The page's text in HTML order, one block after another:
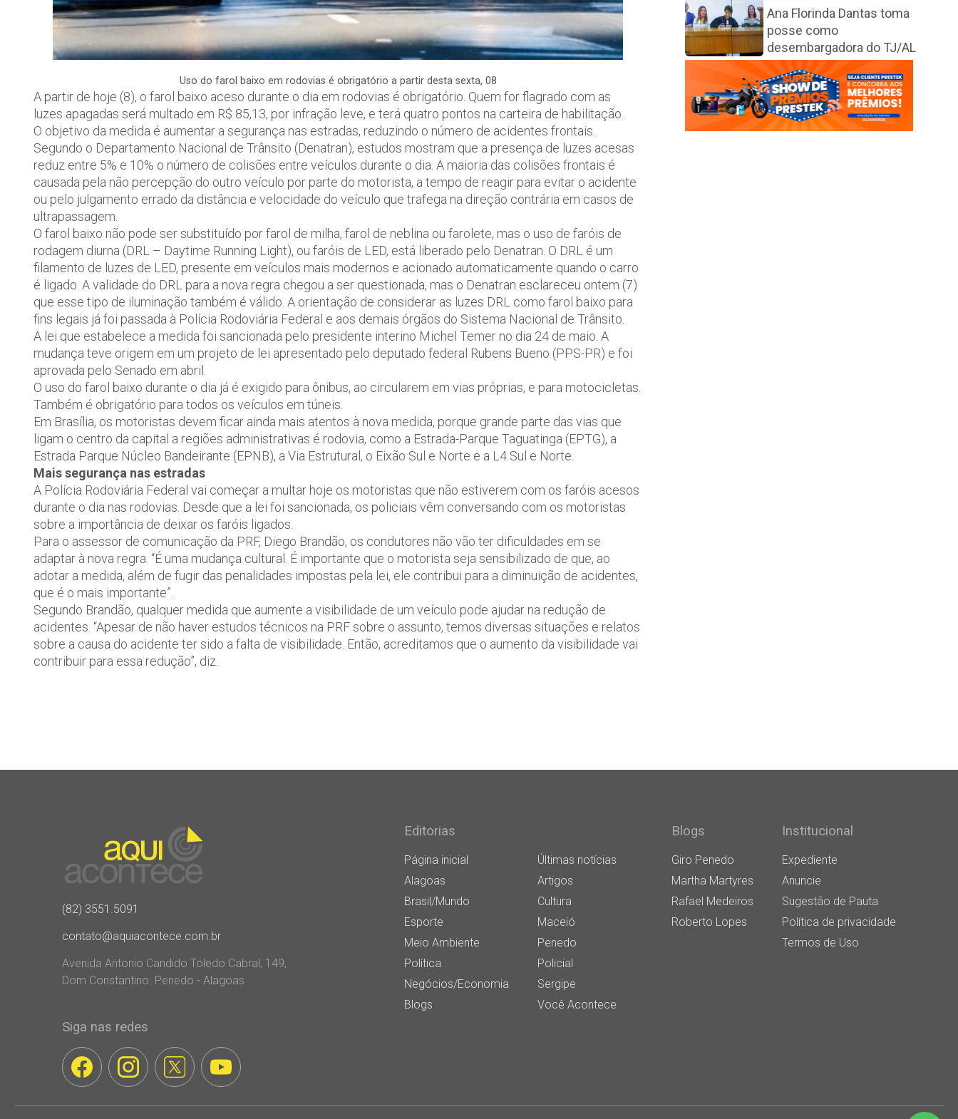
Uso do farol baixo em rodovias é obrigatório a partir desta sexta, 08
A partir de hoje (8), o farol baixo aceso durante o dia em rodovias é obrigatório. Quem for flagrado com as
luzes apagadas será multado em R$ 85,13, por infração leve, e terá quatro pontos na carteira de habilitação.
O objetivo da medida é aumentar a segurança nas estradas, reduzindo o número de acidentes frontais.
Segundo o Departamento Nacional de Trânsito (Denatran), estudos mostram que a presença de luzes acesas
reduz entre 5% e 10% o número de colisões entre veículos durante o dia. A maioria das colisões frontais é
causada pela não percepção do outro veículo por parte do motorista, a tempo de reagir para evitar o acidente
ou pelo julgamento errado da distância e velocidade do veículo que trafega na direção contrária em casos de
ultrapassagem.
O farol baixo não pode ser substituído por farol de milha, farol de neblina ou farolete, mas o uso de faróis de
rodagem diurna (DRL – Daytime Running Light), ou faróis de LED, está liberado pelo Denatran. O DRL é um
filamento de luzes de LED, presente em veículos mais modernos e acionado automaticamente quando o carro
é ligado. A validade do DRL para a nova regra chegou a ser questionada, mas o Denatran esclareceu ontem (7)
que esse tipo de iluminação também é válido. A orientação de considerar as luzes DRL como farol baixo para
fins legais já foi passada à Polícia Rodoviária Federal e aos demais órgãos do Sistema Nacional de Trânsito.
A lei que estabelece a medida foi sancionada pelo presidente interino Michel Temer no dia 24 de maio. A
mudança teve origem em um projeto de lei apresentado pelo deputado federal Rubens Bueno (PPS-PR) e foi
aprovada pelo Senado em abril.
O uso do farol baixo durante o dia já é exigido para ônibus, ao circularem em vias próprias, e para motocicletas.
Também é obrigatório para todos os veículos em túneis.
Em Brasília, os motoristas devem ficar ainda mais atentos à nova medida, porque grande parte das vias que
ligam o centro da capital a regiões administrativas é rodovia, como a Estrada-Parque Taguatinga (EPTG), a
Estrada Parque Núcleo Bandeirante (EPNB), a Via Estrutural, o Eixão Sul e Norte e a L4 Sul e Norte.
Mais segurança nas estradas
A Polícia Rodoviária Federal vai começar a multar hoje os motoristas que não estiverem com os faróis acesos
durante o dia nas rodovias. Desde que a lei foi sancionada, os policiais vêm conversando com os motoristas
sobre a importância de deixar os faróis ligados.
Para o assessor de comunicação da PRF, Diego Brandão, os condutores não vão ter dificuldades em se
adaptar à nova regra. “É uma mudança cultural. É importante que o motorista seja sensibilizado de que, ao
adotar a medida, além de fugir das penalidades impostas pela lei, ele contribui para a diminuição de acidentes,
que é o mais importante”.
Segundo Brandão, qualquer medida que aumente a visibilidade de um veículo pode ajudar na redução de
acidentes. “Apesar de não haver estudos técnicos na PRF sobre o assunto, temos diversas situações e relatos
sobre a causa do acidente ter sido a falta de visibilidade. Então, acreditamos que o aumento da visibilidade vai
contribuir para essa redução”, diz.
Ana Florinda Dantas toma
posse como
desembargadora do TJ/AL
(82) 3551.5091
contato@aquiacontece.com.br
Avenida Antonio Candido Toledo Cabral, 149,
Dom Constantino. Penedo - Alagoas
Siga nas redes
Editorias
Página inicial
Últimas notícias
Alagoas
Artigos
Brasil/Mundo
Cultura
Esporte
Maceió
Meio Ambiente
Penedo
Política
Policial
Negócios/Economia
Sergipe
Blogs
Você Acontece
Blogs
Giro Penedo
Martha Martyres
Rafael Medeiros
Roberto Lopes
Institucional
Expediente
Anuncie
Sugestão de Pauta
Política de privacidade
Termos de Uso